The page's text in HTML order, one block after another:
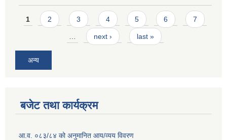
Pages
1 2 3 4 5 6 7
… next › last »
अन्य
बजेट तथा कार्यक्रम
आ.व. ०८३/८४ को अनुमानित आय/व्यय विवरण